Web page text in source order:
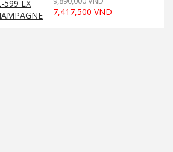
7,417,500 VND